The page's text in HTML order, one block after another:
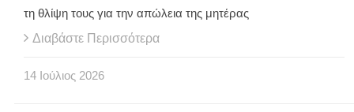
τη θλίψη τους για την απώλεια της μητέρας
Διαβάστε Περισσότερα
14 Ιούλιος 2026